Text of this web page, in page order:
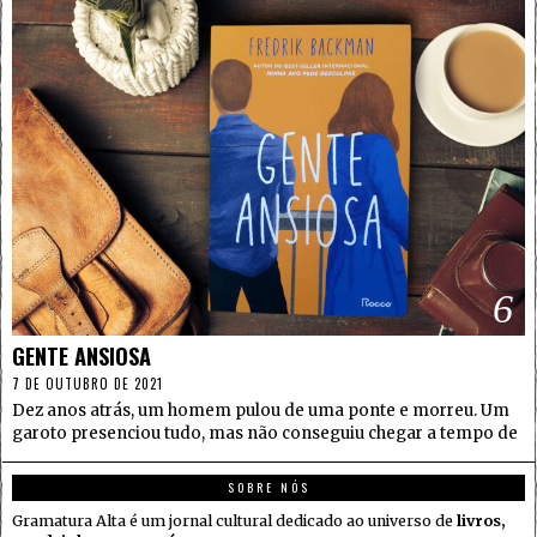
6
GENTE ANSIOSA
7 DE OUTUBRO DE 2021
Dez anos atrás, um homem pulou de uma ponte e morreu. Um
garoto presenciou tudo, mas não conseguiu chegar a tempo de
SOBRE NÓS
Gramatura Alta é um jornal cultural dedicado ao universo de livros,